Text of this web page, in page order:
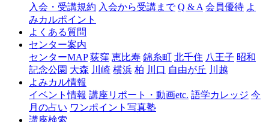
ャ
森
入会・受講規約 入会から受講まで Q & A 会員優待 よ
みカルポイント
よくある質問
センター案内
センターMAP 荻窪 恵比寿 錦糸町 北千住 八王子 昭和
記念公園 大森 川崎 横浜 柏 川口 自由が丘 川越
よみカル情報
イベント情報 講座リポート・動画etc. 語学カレッジ 今
月の占い ワンポイント写真塾
講座検索